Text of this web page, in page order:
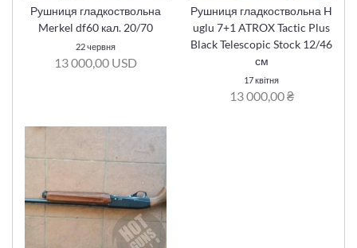
Рушниця гладкоствольна
Merkel df60 кал. 20/70
22 червня
13 000,00 USD
Рушниця гладкоствольна H
uglu 7+1 ATROX Tactic Plus
Black Telescopic Stock 12/46
см
17 квітня
13 000,00 ₴